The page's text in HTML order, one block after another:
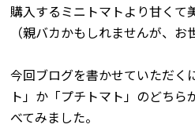
購入するミニトマトより甘くて
（親バカかもしれませんが、お
今回ブログを書かせていただく
ト」か「プチトマト」のどち
べてみました。